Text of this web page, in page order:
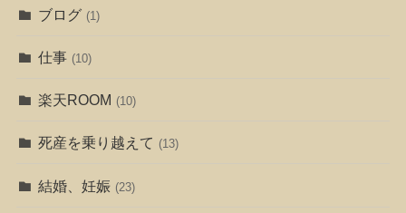
ブログ (1)
仕事 (10)
楽天ROOM (10)
死産を乗り越えて (13)
結婚、妊娠 (23)